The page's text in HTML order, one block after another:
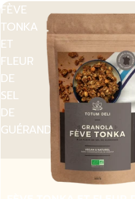
FÈVE
TONKA
ET
FLEUR
DE
SEL
DE
GUÉRANDE